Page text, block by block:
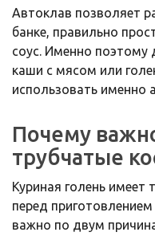
Автоклав позволяет
банке, правильно
соус. Именно поэтому
каши с мясом или
использовать именно
Почему
трубчатые
Куриная голень имеет
перед
важно по двум